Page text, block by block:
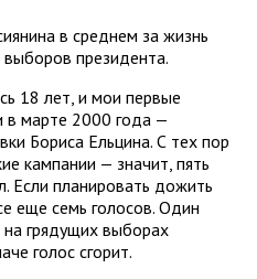
в среднем за жизнь
президента.
18 лет, и мои первые
в марте 2000 года —
Бориса Ельцина. С тех пор
кампании — значит, пять
Если планировать дожить
еще семь голосов. Один
на грядущих выборах
голос сгорит.